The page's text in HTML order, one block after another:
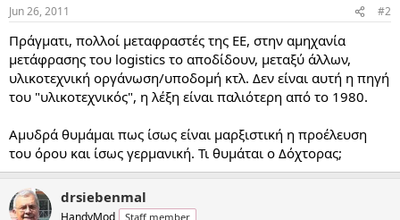
Jun 26, 2011 #2
Πράγματι, πολλοί μεταφραστές της ΕΕ, στην αμηχανία
μετάφρασης του logistics το αποδίδουν, μεταξύ άλλων,
υλικοτεχνική οργάνωση/υποδομή κτλ. Δεν είναι αυτή η πηγή
του "υλικοτεχνικός", η λέξη είναι παλιότερη από το 1980.
Αμυδρά θυμάμαι πως ίσως είναι μαρξιστική η προέλευση
του όρου και ίσως γερμανική. Τι θυμάται ο Δόχτορας;
drsiebenmal
HandyMod Staff member